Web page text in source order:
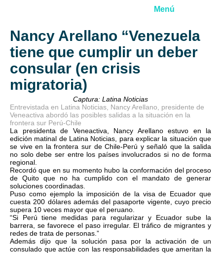
Menú
Nancy Arellano “Venezuela
tiene que cumplir un deber
consular (en crisis
migratoria)
Captura: Latina Noticias
Entrevistada en Latina Noticias, Nancy Arellano, presidente de
Veneactiva abordó las posibles salidas a la situación en la
frontera sur Perú-Chile
La presidenta de Veneactiva, Nancy Arellano estuvo en la
edición matinal de Latina Noticias, para explicar la situación que
se vive en la frontera sur de Chile-Perú y señaló que la salida
no solo debe ser entre los países involucrados si no de forma
regional.
Recordó que en su momento hubo la conformación del proceso
de Quito que no ha cumplido con el mandato de generar
soluciones coordinadas.
Puso como ejemplo la imposición de la visa de Ecuador que
cuesta 200 dólares además del pasaporte vigente, cuyo precio
supera 10 veces mayor que el peruano.
“Si Perú tiene medidas para regularizar y Ecuador sube la
barrera, se favorece el paso irregular. El tráfico de migrantes y
redes de trata de personas.”
Además dijo que la solución pasa por la activación de un
consulado que actúe con las responsabilidades que ameritan la